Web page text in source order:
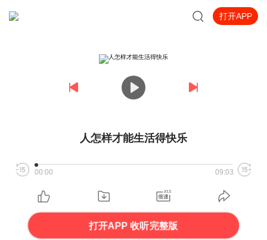
打开APP
人怎样才能生活得快乐
00:00 09:03
打开APP 收听完整版